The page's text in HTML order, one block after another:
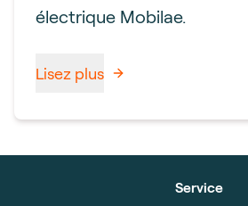
électrique Mobilae.
Lisez plus
Service